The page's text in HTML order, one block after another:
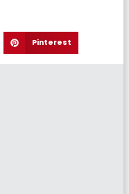
Pinterest